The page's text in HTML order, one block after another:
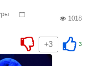
1018
3
+3